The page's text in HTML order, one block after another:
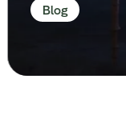
Blog